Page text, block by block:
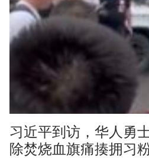
习近平到访，华人勇
除焚烧血旗痛揍拥习